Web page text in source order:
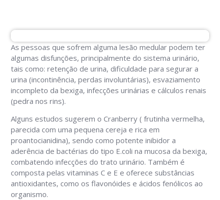
As pessoas que sofrem alguma lesão medular podem ter
algumas disfunções, principalmente do sistema urinário,
tais como: retenção de urina, dificuldade para segurar a
urina (incontinência, perdas involuntárias), esvaziamento
incompleto da bexiga, infecções urinárias e cálculos renais
(pedra nos rins).
Alguns estudos sugerem o Cranberry ( frutinha vermelha,
parecida com uma pequena cereja e rica em
proantocianidina), sendo como potente inibidor a
aderência de bactérias do tipo E.coli na mucosa da bexiga,
combatendo infecções do trato urinário. Também é
composta pelas vitaminas C e E e oferece substâncias
antioxidantes, como os flavonóides e ácidos fenólicos ao
organismo.